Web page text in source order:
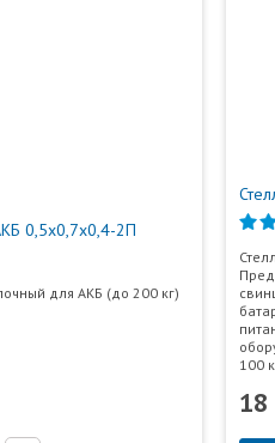
0,5х0,7х0,4-2П
для АКБ (до 200 кг)
100
18
Ваш адрес электронной почты не будет
пользователям. На вашу электронную почту
ответы. Перед публикацией все сообщения
Согласен на обработку
данных согласно ФЗ-152
Отправить